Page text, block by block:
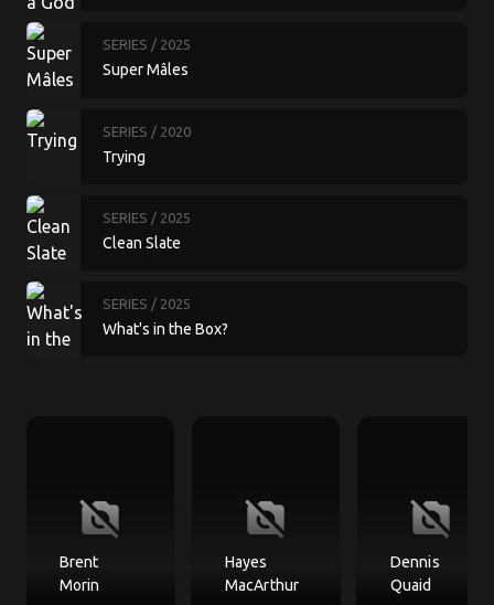
SERIES / 2025
Super Mâles
SERIES / 2020
Trying
SERIES / 2025
Clean Slate
SERIES / 2025
What's in the Box?
no_photography
Brent
Morin
no_photography
Hayes
MacArthur
no_photography
Dennis
Quaid